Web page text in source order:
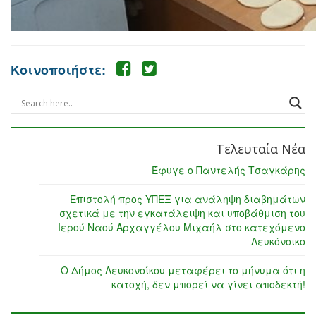
Κοινοποιήστε:
Τελευταία Νέα
Έφυγε ο Παντελής Τσαγκάρης
Επιστολή προς ΥΠΕΞ για ανάληψη διαβημάτων
σχετικά με την εγκατάλειψη και υποβάθμιση του
Ιερού Ναού Αρχαγγέλου Μιχαήλ στο κατεχόμενο
Λευκόνοικο
Ο Δήμος Λευκονοίκου μεταφέρει το μήνυμα ότι η
κατοχή, δεν μπορεί να γίνει αποδεκτή!